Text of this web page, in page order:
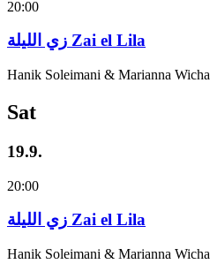
20:00
زي‌ اللیلة Zai el Lila
Hanik Soleimani & Marianna Wicha
Sat
19.9.
20:00
زي‌ اللیلة Zai el Lila
Hanik Soleimani & Marianna Wicha